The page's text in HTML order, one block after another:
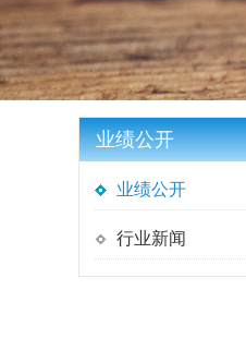
业绩公开
业绩公开
行业新闻